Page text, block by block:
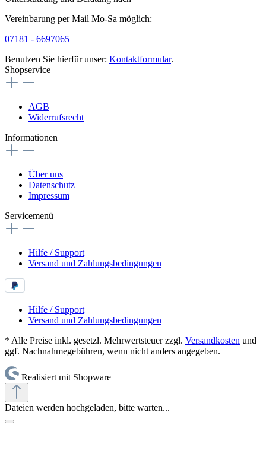
Vereinbarung per Mail Mo-Sa möglich:
07181 - 6697065
Benutzen Sie hierfür unser: Kontaktformular.
Shopservice
AGB
Widerrufsrecht
Informationen
Über uns
Datenschutz
Impressum
Servicemenü
Hilfe / Support
Versand und Zahlungsbedingungen
Hilfe / Support
Versand und Zahlungsbedingungen
* Alle Preise inkl. gesetzl. Mehrwertsteuer zzgl. Versandkosten und
ggf. Nachnahmegebühren, wenn nicht anders angegeben.
Realisiert mit Shopware
Dateien werden hochgeladen, bitte warten...